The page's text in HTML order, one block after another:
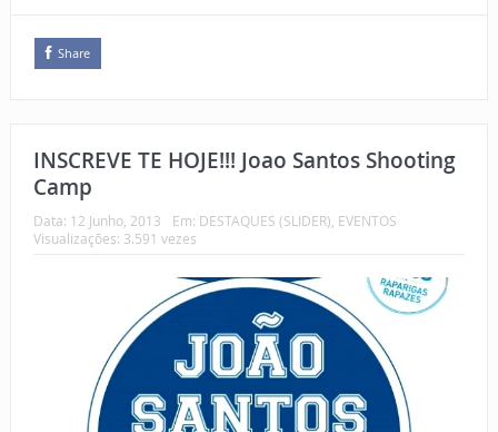
Share
INSCREVE TE HOJE!!! Joao Santos Shooting
Camp
Data: 12 Junho, 2013 Em: DESTAQUES (SLIDER) EVENTOS
Visualizações: 3.591 vezes